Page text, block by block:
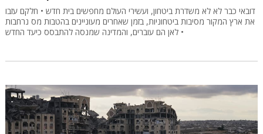
דובאי כבר לא לא משדרת ביטחון, ועשירי העולם מחפשים בית חדש • חלקם עזבו
את ארץ המקור מסיבות ביטחוניות, בזמן שאחרים מעוניינים בהטבות מס נרחבות
• לאן הם עוברים, והמדינה שמנסה להתבסס כיעד החדש